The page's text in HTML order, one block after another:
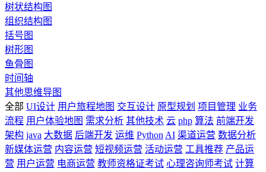
树状结构图
组织结构图
括号图
树形图
鱼骨图
时间轴
其他思维导图
全部 UI设计 用户旅程地图 交互设计 原型规划 项目管理 业务
流程 用户体验地图 需求分析 其他技术 云 php 算法 前端开发
架构 java 大数据 后端开发 运维 Python AI 渠道运营 数据分析
新媒体运营 内容运营 短视频运营 活动运营 工具推荐 产品运
营 用户运营 电商运营 教师资格证考试 心理咨询师考试 计算